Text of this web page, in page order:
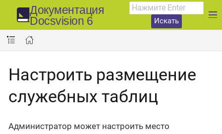
Документация
Docsvision 6
Искать
Настроить размещение
служебных таблиц
Администратор может настроить место